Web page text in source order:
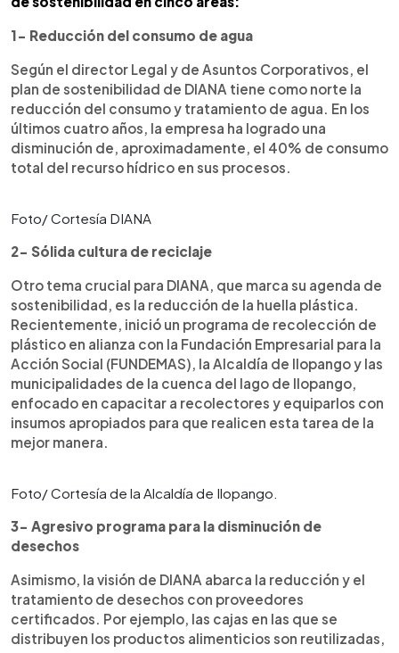
1- Reducción del consumo de agua
Según el director Legal y de Asuntos Corporativos, el
plan de sostenibilidad de DIANA tiene como norte la
reducción del consumo y tratamiento de agua. En los
últimos cuatro años, la empresa ha logrado una
disminución de, aproximadamente, el 40% de consumo
total del recurso hídrico en sus procesos.
Foto/ Cortesía DIANA
2- Sólida cultura de reciclaje
Otro tema crucial para DIANA, que marca su agenda de
sostenibilidad, es la reducción de la huella plástica.
Recientemente, inició un programa de recolección de
plástico en alianza con la Fundación Empresarial para la
Acción Social (FUNDEMAS), la Alcaldía de Ilopango y las
municipalidades de la cuenca del lago de Ilopango,
enfocado en capacitar a recolectores y equiparlos con
insumos apropiados para que realicen esta tarea de la
mejor manera.
Foto/ Cortesía de la Alcaldía de Ilopango.
3- Agresivo programa para la disminución de
desechos
Asimismo, la visión de DIANA abarca la reducción y el
tratamiento de desechos con proveedores
certificados. Por ejemplo, las cajas en las que se
distribuyen los productos alimenticios son reutilizadas,